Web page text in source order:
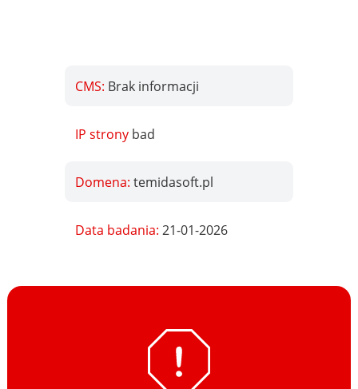
CMS: Brak informacji
IP strony bad
Domena:temidasoft.pl
Data badania:21-01-2026